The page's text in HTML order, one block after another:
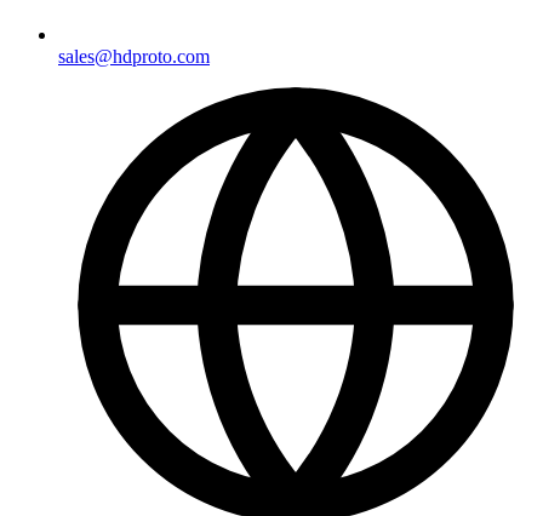
sales@hdproto.com